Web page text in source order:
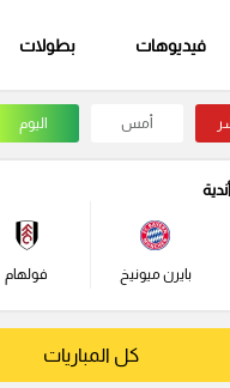
فيديوهات بطولات
أمس اليوم
بايرن ميونيخ فولهام
كل المباريات